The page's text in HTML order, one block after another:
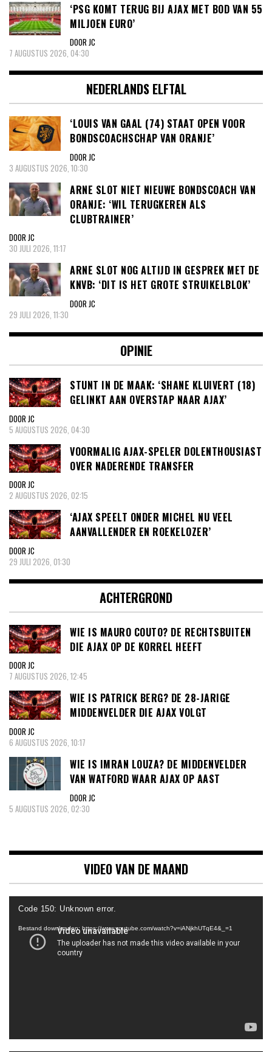
‘PSG KOMT TERUG BIJ AJAX MET BOD VAN 55
MILJOEN EURO’
DOOR JC
7 AUGUSTUS 2026, 04:30
NEDERLANDS ELFTAL
‘LOUIS VAN GAAL (74) STAAT OPEN VOOR
BONDSCOACHSCHAP VAN ORANJE’
DOOR JC
3 AUGUSTUS 2026, 10:30
ARNE SLOT NIET NIEUWE BONDSCOACH VAN
ORANJE: ‘WIL TERUGKEREN ALS
CLUBTRAINER’
DOOR JC
30 JULI 2026, 11:17
ARNE SLOT NOG ALTIJD IN GESPREK MET DE
KNVB: ‘DIT IS HET GROTE STRUIKELBLOK’
DOOR JC
29 JULI 2026, 11:30
OPINIE
STUNT IN DE MAAK: ‘SHANE KLUIVERT (18)
GELINKT AAN OVERSTAP NAAR AJAX’
DOOR JC
5 AUGUSTUS 2026, 04:30
VOORMALIG AJAX-SPELER DOLENTHOUSIAST
OVER NADERENDE TRANSFER
DOOR JC
2 AUGUSTUS 2026, 02:15
‘AJAX SPEELT ONDER MICHEL NU VEEL
AANVALLENDER EN ROEKELOZER’
DOOR JC
29 JULI 2026, 01:30
ACHTERGROND
WIE IS MAURO COUTO? DE RECHTSBUITEN
DIE AJAX OP DE KORREL HEEFT
DOOR JC
7 AUGUSTUS 2026, 12:45
WIE IS PATRICK BERG? DE 28-JARIGE
MIDDENVELDER DIE AJAX VOLGT
DOOR JC
6 AUGUSTUS 2026, 10:17
WIE IS IMRAN LOUZA? DE MIDDENVELDER
VAN WATFORD WAAR AJAX OP AAST
DOOR JC
5 AUGUSTUS 2026, 02:30
VIDEO VAN DE MAAND
Videospeler
Code 150: Unknown error.
Bestand downloaden: https://www.youtube.com/watch?v=iANjkhUTqE4&_=1